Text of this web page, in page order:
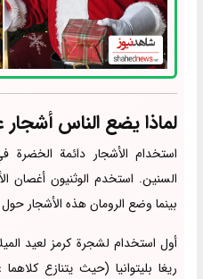
لماذا يضع الناس أشجار
استخدام الأشجار دائمة الخضرة
السنين. استخدم الوثنيون أغصان
بينما وضع الرومان هذه الأشجار
أول استخدام لشجرة كرمز لعيد
ريغا بليتوانيا (حيث يتنازع